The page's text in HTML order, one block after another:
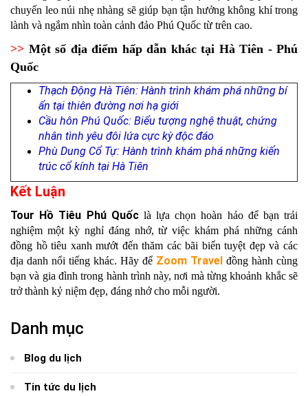
Danh mục
Blog du lịch
Tin tức du lịch
chuyến leo núi nhẹ nhàng sẽ giúp bạn tận hưởng không khí trong
lành và ngắm nhìn toàn cảnh đảo Phú Quốc từ trên cao.
​>> Một số địa điểm hấp dẫn khác tại Hà Tiên - Phú
Quốc
Thạch Động Hà Tiên: Hành trình khám phá những bí
ẩn tại thiên đường nơi hạ giới
Cầu hôn Phú Quốc: Biểu tượng nghệ thuật, chứng
nhân tình yêu đôi lứa cực kỳ độc đáo
Phù Dung Cổ Tự: Hành trình khám phá những kiến
trúc cổ kính tại Hà Tiên
Kết Luận
Tour Hồ Tiêu Phú Quốclà lựa chọn hoàn hảo để bạn trải
nghiệm một kỳ nghỉ đáng nhớ, từ việc khám phá những cánh
đồng hồ tiêu xanh mướt đến thăm các bãi biển tuyệt đẹp và các
địa danh nổi tiếng khác. Hãy để Zoom Travel đồng hành cùng
bạn và gia đình trong hành trình này, nơi mà từng khoảnh khắc sẽ
trở thành kỷ niệm đẹp, đáng nhớ cho mỗi người.